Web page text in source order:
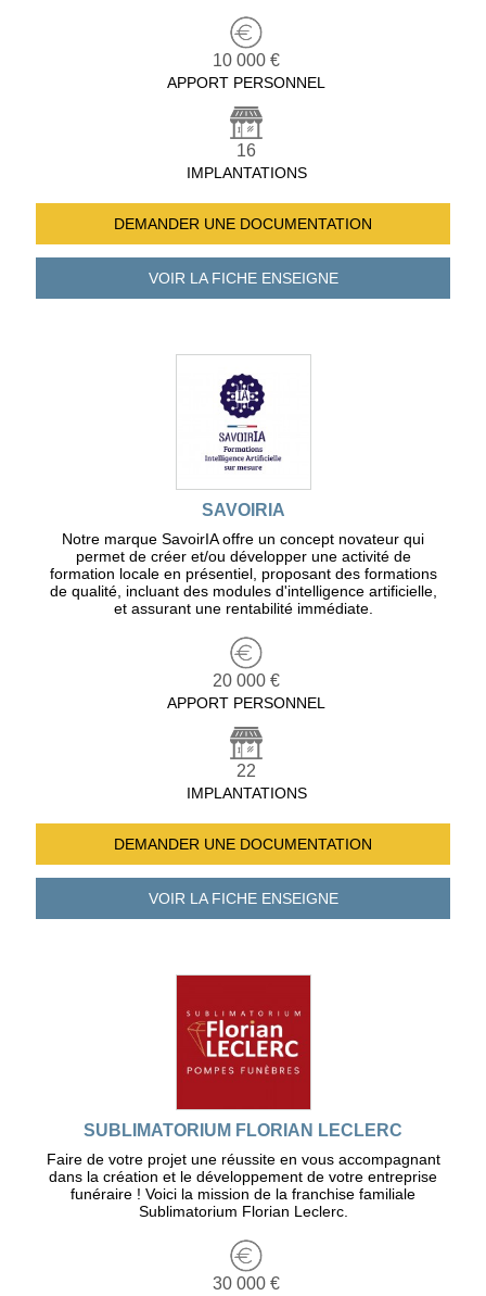
10 000 €
APPORT PERSONNEL
16
IMPLANTATIONS
DEMANDER UNE DOCUMENTATION
VOIR LA FICHEENSEIGNE
SAVOIRIA
Notre marque SavoirIA offre un concept novateur qui
permet de créer et/ou développer une activité de
formation locale en présentiel, proposant des formations
de qualité, incluant des modules d'intelligence artificielle,
et assurant une rentabilité immédiate.
20 000 €
APPORT PERSONNEL
22
IMPLANTATIONS
DEMANDER UNE DOCUMENTATION
VOIR LA FICHEENSEIGNE
SUBLIMATORIUM FLORIAN LECLERC
Faire de votre projet une réussite en vous accompagnant
dans la création et le développement de votre entreprise
funéraire ! Voici la mission de la franchise familiale
Sublimatorium Florian Leclerc.
30 000 €